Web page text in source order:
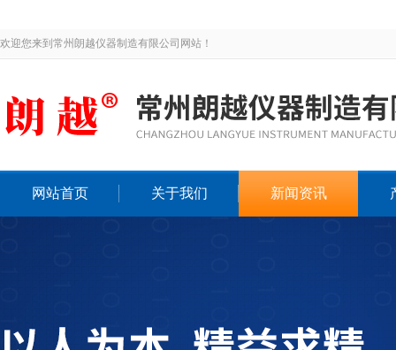
欢迎您来到常州朗越仪器制造有限公司网站！
网站首页 关于我们 新闻资讯